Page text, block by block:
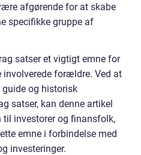
afgørende for at skabe
specifikke gruppe af
satser et vigtigt emne for
involverede forældre. Ved at
og historisk
satser, kan denne artikel
investorer og finansfolk,
emne i forbindelse med
investeringer.